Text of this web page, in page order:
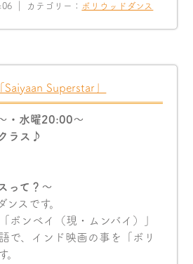
｜ カテゴリー： ボリウッドダンス
Superstar」
・水曜20:00〜
ラス♪
って？〜
ンスです。
ボンベイ（現・ムンバイ）」
で、インド映画の事を「ボリ
。